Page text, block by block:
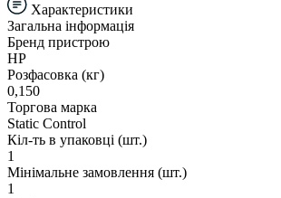
Характеристики
Загальна інформація
Бренд пристрою
HP
Розфасовка (кг)
0,150
Торгова марка
Static Control
Кіл-ть в упаковці (шт.)
1
Мінімальне замовлення (шт.)
1